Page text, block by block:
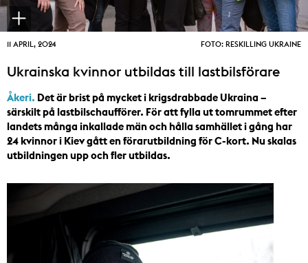
11 APRIL, 2024 FOTO: RESKILLING UKRAINE
Ukrainska kvinnor utbildas till lastbilsförare
Åkeri. Det är brist på mycket i krigsdrabbade Ukraina –
särskilt på lastbilschaufförer. För att fylla ut tomrummet efter
landets många inkallade män och hålla samhället i gång har
24 kvinnor i Kiev gått en förarutbildning för C-kort. Nu skalas
utbildningen upp och fler utbildas.